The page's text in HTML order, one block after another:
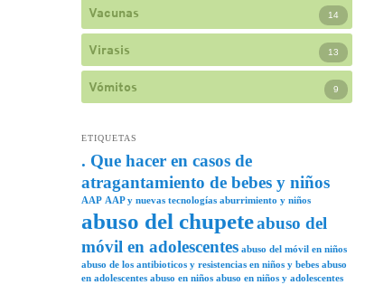
Vacunas 14
Virasis 13
Vómitos 9
ETIQUETAS
. Que hacer en casos de
atragantamiento de bebes y niños
AAP AAP y nuevas tecnologías aburrimiento y niños
abuso del chupeteabuso del
móvil en adolescentes abuso del móvil en niños
abuso de los antibioticos y resistencias en niños y bebes abuso
en adolescentes abuso en niños abuso en niños y adolescentes